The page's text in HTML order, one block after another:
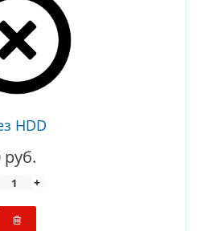
HDD
руб.
+